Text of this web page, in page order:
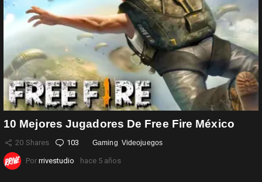
20 Shares 103 Comentarios
Gaming Videojuegos
10 Mejores Jugadores De Free Fire México
Por rrivestudio hace 5 años